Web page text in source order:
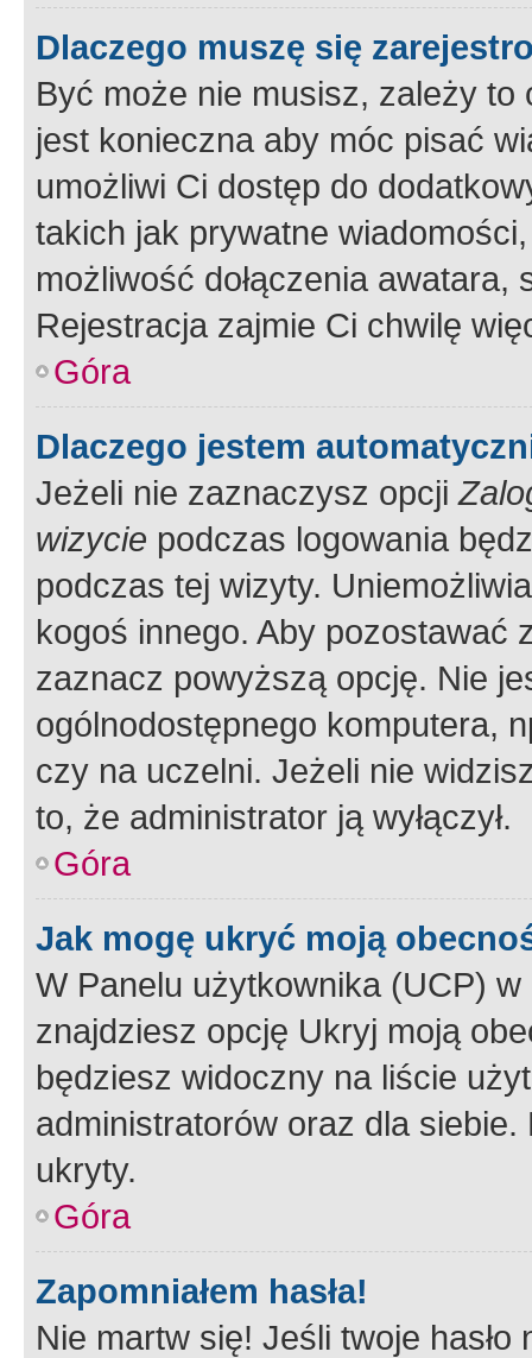
Dlaczego muszę się
Być może nie musisz, zależy
jest konieczna aby móc pisać
umożliwi Ci dostęp do
takich jak prywatne
możliwość dołączenia
Rejestracja zajmie Ci chwilę
Góra
Dlaczego jestem
Jeżeli nie zaznaczysz opcji
wizycie podczas logowania
podczas tej wizyty.
kogoś innego. Aby pozostawać
zaznacz powyższą opcję. Nie
ogólnodostępnego komputera,
czy na uczelni. Jeżeli nie
to, że administrator ją wyłączył.
Góra
Jak mogę ukryć moją
W Panelu użytkownika (UCP) w
znajdziesz opcję Ukryj moją
będziesz widoczny na liście
administratorów oraz dla
ukryty.
Góra
Zapomniałem hasła!
Nie martw się! Jeśli twoje